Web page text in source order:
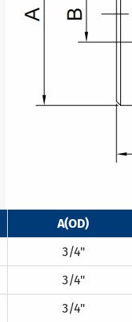
A(OD)
3/4"
3/4"
3/4"